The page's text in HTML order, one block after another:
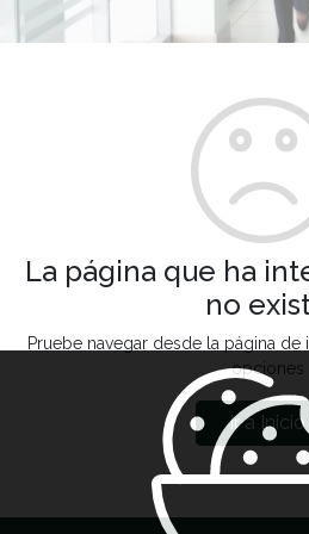
La página que ha
no
Pruebe navegar desde la página
opciones
Ir a Inicio